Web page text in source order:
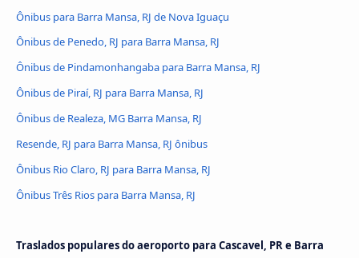
Ônibus para Barra Mansa, RJ de Nova Iguaçu
Ônibus de Penedo, RJ para Barra Mansa, RJ
Ônibus de Pindamonhangaba para Barra Mansa, RJ
Ônibus de Piraí, RJ para Barra Mansa, RJ
Ônibus de Realeza, MG Barra Mansa, RJ
Resende, RJ para Barra Mansa, RJ ônibus
Ônibus Rio Claro, RJ para Barra Mansa, RJ
Ônibus Três Rios para Barra Mansa, RJ
Traslados populares do aeroporto para Cascavel, PR e Barra